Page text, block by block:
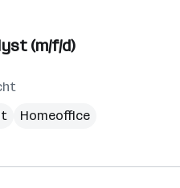
(m/f/d)
Homeoffice